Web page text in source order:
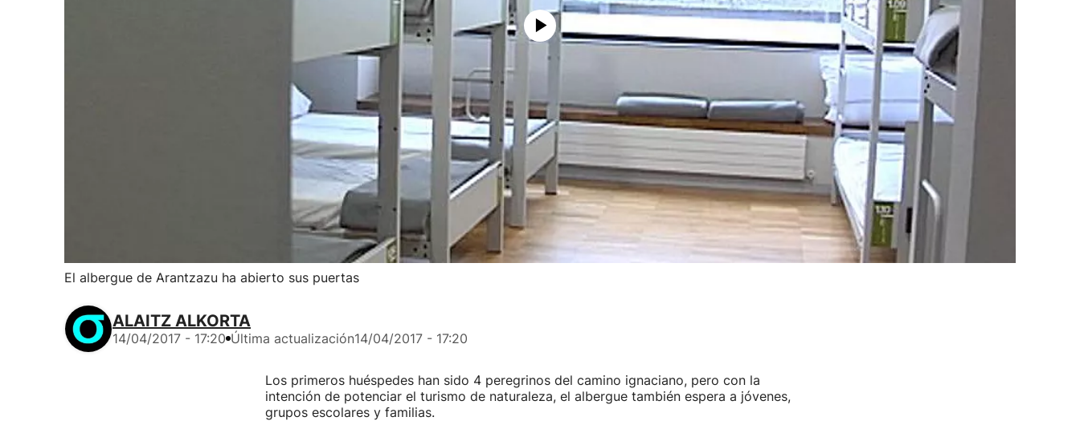
El albergue de Arantzazu ha abierto sus puertas
ALAITZ ALKORTA
14/04/2017 - 17:20 Última actualización14/04/2017 - 17:20
Los primeros huéspedes han sido 4 peregrinos del camino ignaciano, pero con la
intención de potenciar el turismo de naturaleza, el albergue también espera a jóvenes,
grupos escolares y familias.